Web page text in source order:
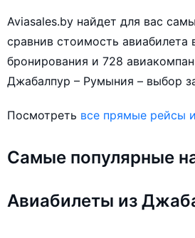
Aviasales.by найдет для вас
сравнив стоимость
бронирования и 728
Джабалпур – Румыния – выбор
Посмотреть все прямые рейсы
Самые популярные
Авиабилеты из